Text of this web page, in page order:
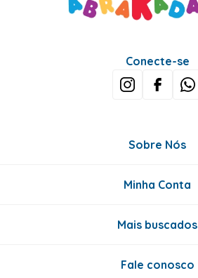
Conecte-se
Sobre Nós
Minha Conta
Mais buscados
Fale conosco